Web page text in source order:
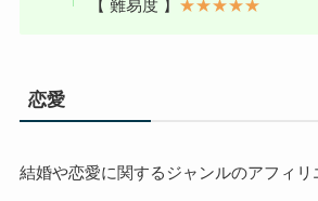
【 難易度 】 ★★★★★
恋愛
結婚や恋愛に関するジャンルのアフィリ